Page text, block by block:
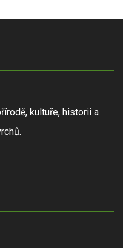
kultuře, historii a